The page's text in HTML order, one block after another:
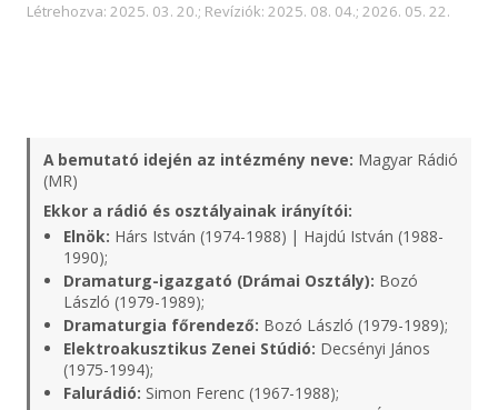
Létrehozva: 2025. 03. 20.; Revíziók: 2025. 08. 04.; 2026. 05. 22.
A bemutató idején az intézmény neve: Magyar Rádió
(MR)
Ekkor a rádió és osztályainak irányítói:
Elnök: Hárs István (1974-1988) | Hajdú István (1988-
1990);
Dramaturg-igazgató (Drámai Osztály): Bozó
László (1979-1989);
Dramaturgia főrendező: Bozó László (1979-1989);
Elektroakusztikus Zenei Stúdió: Decsényi János
(1975-1994);
Falurádió: Simon Ferenc (1967-1988);